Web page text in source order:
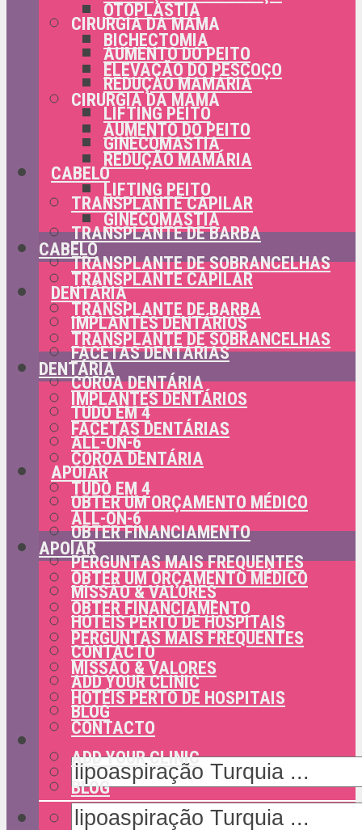
CIRURGIA DA MAMA
AUMENTO DO PEITO
REDUÇÃO MAMÁRIA
LIFTING PEITO
GINECOMASTIA
CABELO
TRANSPLANTE CAPILAR
TRANSPLANTE DE BARBA
TRANSPLANTE DE SOBRANCELHAS
DENTÁRIA
IMPLANTES DENTÁRIOS
FACETAS DENTÁRIAS
COROA DENTÁRIA
TUDO EM 4
ALL-ON-6
APOIAR
OBTER UM ORÇAMENTO MÉDICO
OBTER FINANCIAMENTO
PERGUNTAS MAIS FREQUENTES
MISSÃO & VALORES
HOTÉIS PERTO DE HOSPITAIS
CONTACTO
ADD YOUR CLINIC
BLOG
OTOPLASTIA
BICHECTOMIA
ELEVAÇÃO DO PESCOÇO
CIRURGIA DA MAMA
AUMENTO DO PEITO
REDUÇÃO MAMÁRIA
LIFTING PEITO
GINECOMASTIA
CABELO
TRANSPLANTE CAPILAR
TRANSPLANTE DE BARBA
TRANSPLANTE DE SOBRANCELHAS
DENTÁRIA
IMPLANTES DENTÁRIOS
FACETAS DENTÁRIAS
COROA DENTÁRIA
TUDO EM 4
ALL-ON-6
APOIAR
OBTER UM ORÇAMENTO MÉDICO
OBTER FINANCIAMENTO
PERGUNTAS MAIS FREQUENTES
MISSÃO & VALORES
HOTÉIS PERTO DE HOSPITAIS
CONTACTO
ADD YOUR CLINIC
BLOG